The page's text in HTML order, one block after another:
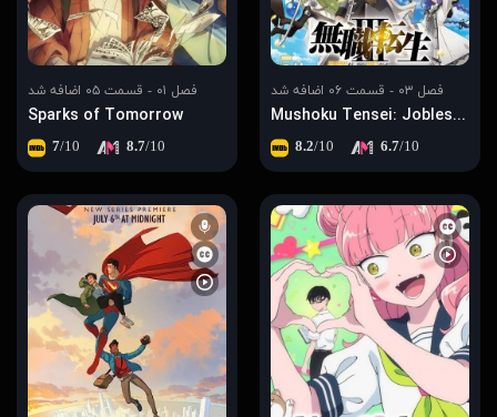
فصل ۰۳ - قسمت ۰۶ اضافه شد
Mushoku Tensei: Jobless Reincarnation
8.2/10 6.7/10
فصل ۰۱ - قسمت ۰۵ اضافه شد
Sparks of Tomorrow
7/10 8.7/10